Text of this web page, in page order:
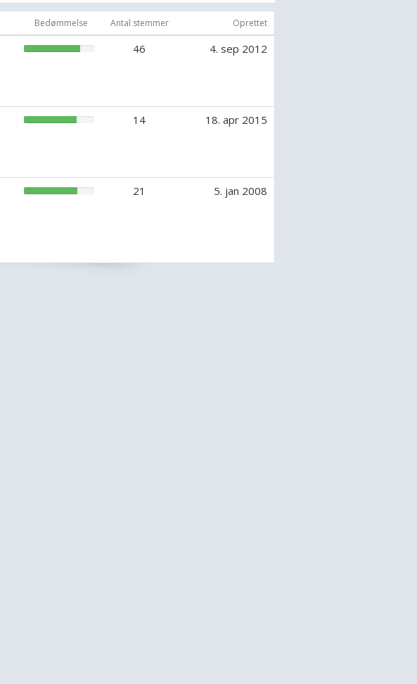
Bedømmelse Antal stemmer Oprettet
46 4. sep 2012
14 18. apr 2015
21 5. jan 2008